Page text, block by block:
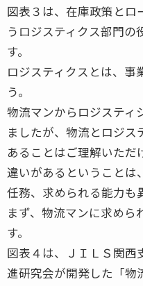
図表３は、在庫政策とロ
うロジスティクス部門の
す。
ロジスティクスとは、事
う。
物流マンからロジスティ
ましたが、物流とロジス
あることはご理解いただ
違いがあるということは
任務、求められる能力も
まず、物流マンに求めら
す。
図表４は、ＪＩＬＳ関西
進研究会が開発した「物